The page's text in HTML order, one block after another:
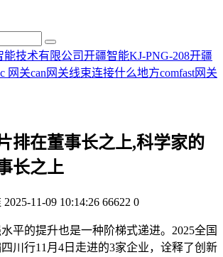
能技术有限公司开疆智能KJ-PNG-208开疆
网关can网关线束连接什么地方comfast网关
排在董事长之上,科学家的
长之上
2025-11-09 10:14:26 66622 0
的提升也是一种阶梯式递进。2025全国
川行11月4日走进的3家企业，诠释了创新